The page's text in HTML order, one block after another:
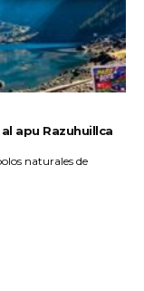
apu Razuhuillca
naturales de